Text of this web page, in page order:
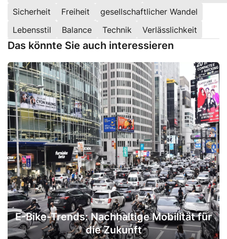
Sicherheit
Freiheit
gesellschaftlicher Wandel
Lebensstil
Balance Technik Verlässlichkeit
Das könnte Sie auch interessieren
E-Bike-Trends: Nachhaltige Mobilität für
die Zukunft